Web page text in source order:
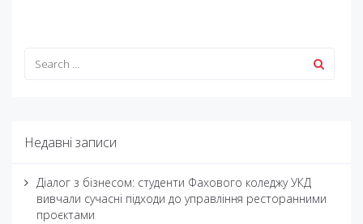
Недавні записи
Діалог з бізнесом: студенти Фахового коледжу УКД
вивчали сучасні підходи до управління ресторанними
проєктами